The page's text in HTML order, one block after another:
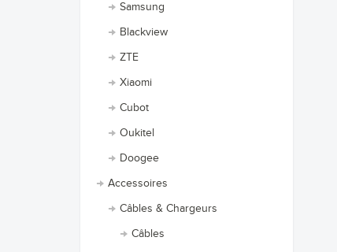
Samsung
Blackview
ZTE
Xiaomi
Cubot
Oukitel
Doogee
Accessoires
Câbles & Chargeurs
Câbles